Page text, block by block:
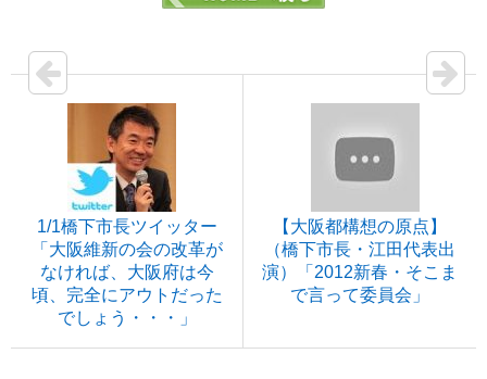
1/1橋下市長ツイッター
「大阪維新の会の改革が
なければ、大阪府は今
頃、完全にアウトだった
でしょう・・・」
【大阪都構想の原点】
（橋下市長・江田代表出
演）「2012新春・そこま
で言って委員会」